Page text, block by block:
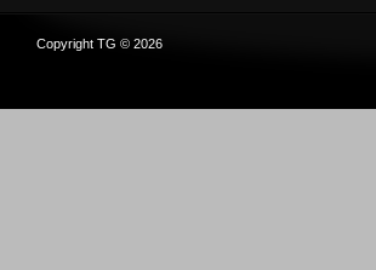
Copyright TG © 2026